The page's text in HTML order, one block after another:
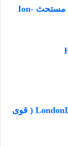
(3) قوى التجاذب بين أيون وجزيء قطبي مستحث Ion-
(5) قوى لندن التشتتية LondonDispersion Forces ( قوى